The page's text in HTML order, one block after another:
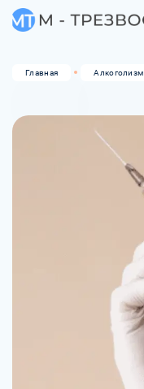
Главная Алкоголизм